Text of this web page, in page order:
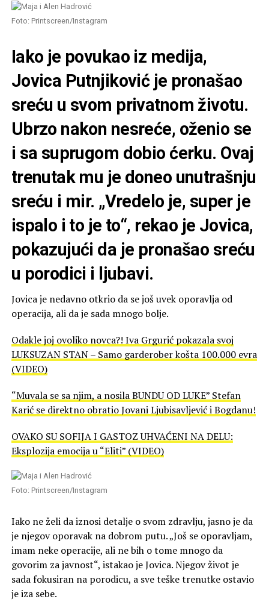
Foto: Printscreen/Instagram
Iako je povukao iz medija,
Jovica Putnjiković je pronašao
sreću u svom privatnom životu.
Ubrzo nakon nesreće, oženio se
i sa suprugom dobio ćerku. Ovaj
trenutak mu je doneo unutrašnju
sreću i mir. „Vredelo je, super je
ispalo i to je to“, rekao je Jovica,
pokazujući da je pronašao sreću
u porodici i ljubavi.
Jovica je nedavno otkrio da se još uvek oporavlja od
operacija, ali da je sada mnogo bolje.
Odakle joj ovoliko novca?! Iva Grgurić pokazala svoj
LUKSUZAN STAN – Samo garderober košta 100.000 evra
(VIDEO)
“Muvala se sa njim, a nosila BUNDU OD LUKE” Stefan
Karić se direktno obratio Jovani Ljubisavljević i Bogdanu!
OVAKO SU SOFIJA I GASTOZ UHVAĆENI NA DELU:
Eksplozija emocija u “Eliti” (VIDEO)
Foto: Printscreen/Instagram
Iako ne želi da iznosi detalje o svom zdravlju, jasno je da
je njegov oporavak na dobrom putu. „Još se oporavljam,
imam neke operacije, ali ne bih o tome mnogo da
govorim za javnost“, istakao je Jovica. Njegov život je
sada fokusiran na porodicu, a sve teške trenutke ostavio
je iza sebe.